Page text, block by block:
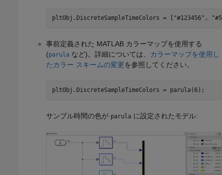
pltObj.DiscreteSampleTimeColors = [ "#123456" ,
事前定義された MATLAB カラーマップを使用する
(parula など)。詳細については、
カラーマップを使用し
たカラー スキームの変更を参照してください。
pltObj.DiscreteSampleTimeColors = parula(6);
サンプル時間の色が parula に設定されたモデル: